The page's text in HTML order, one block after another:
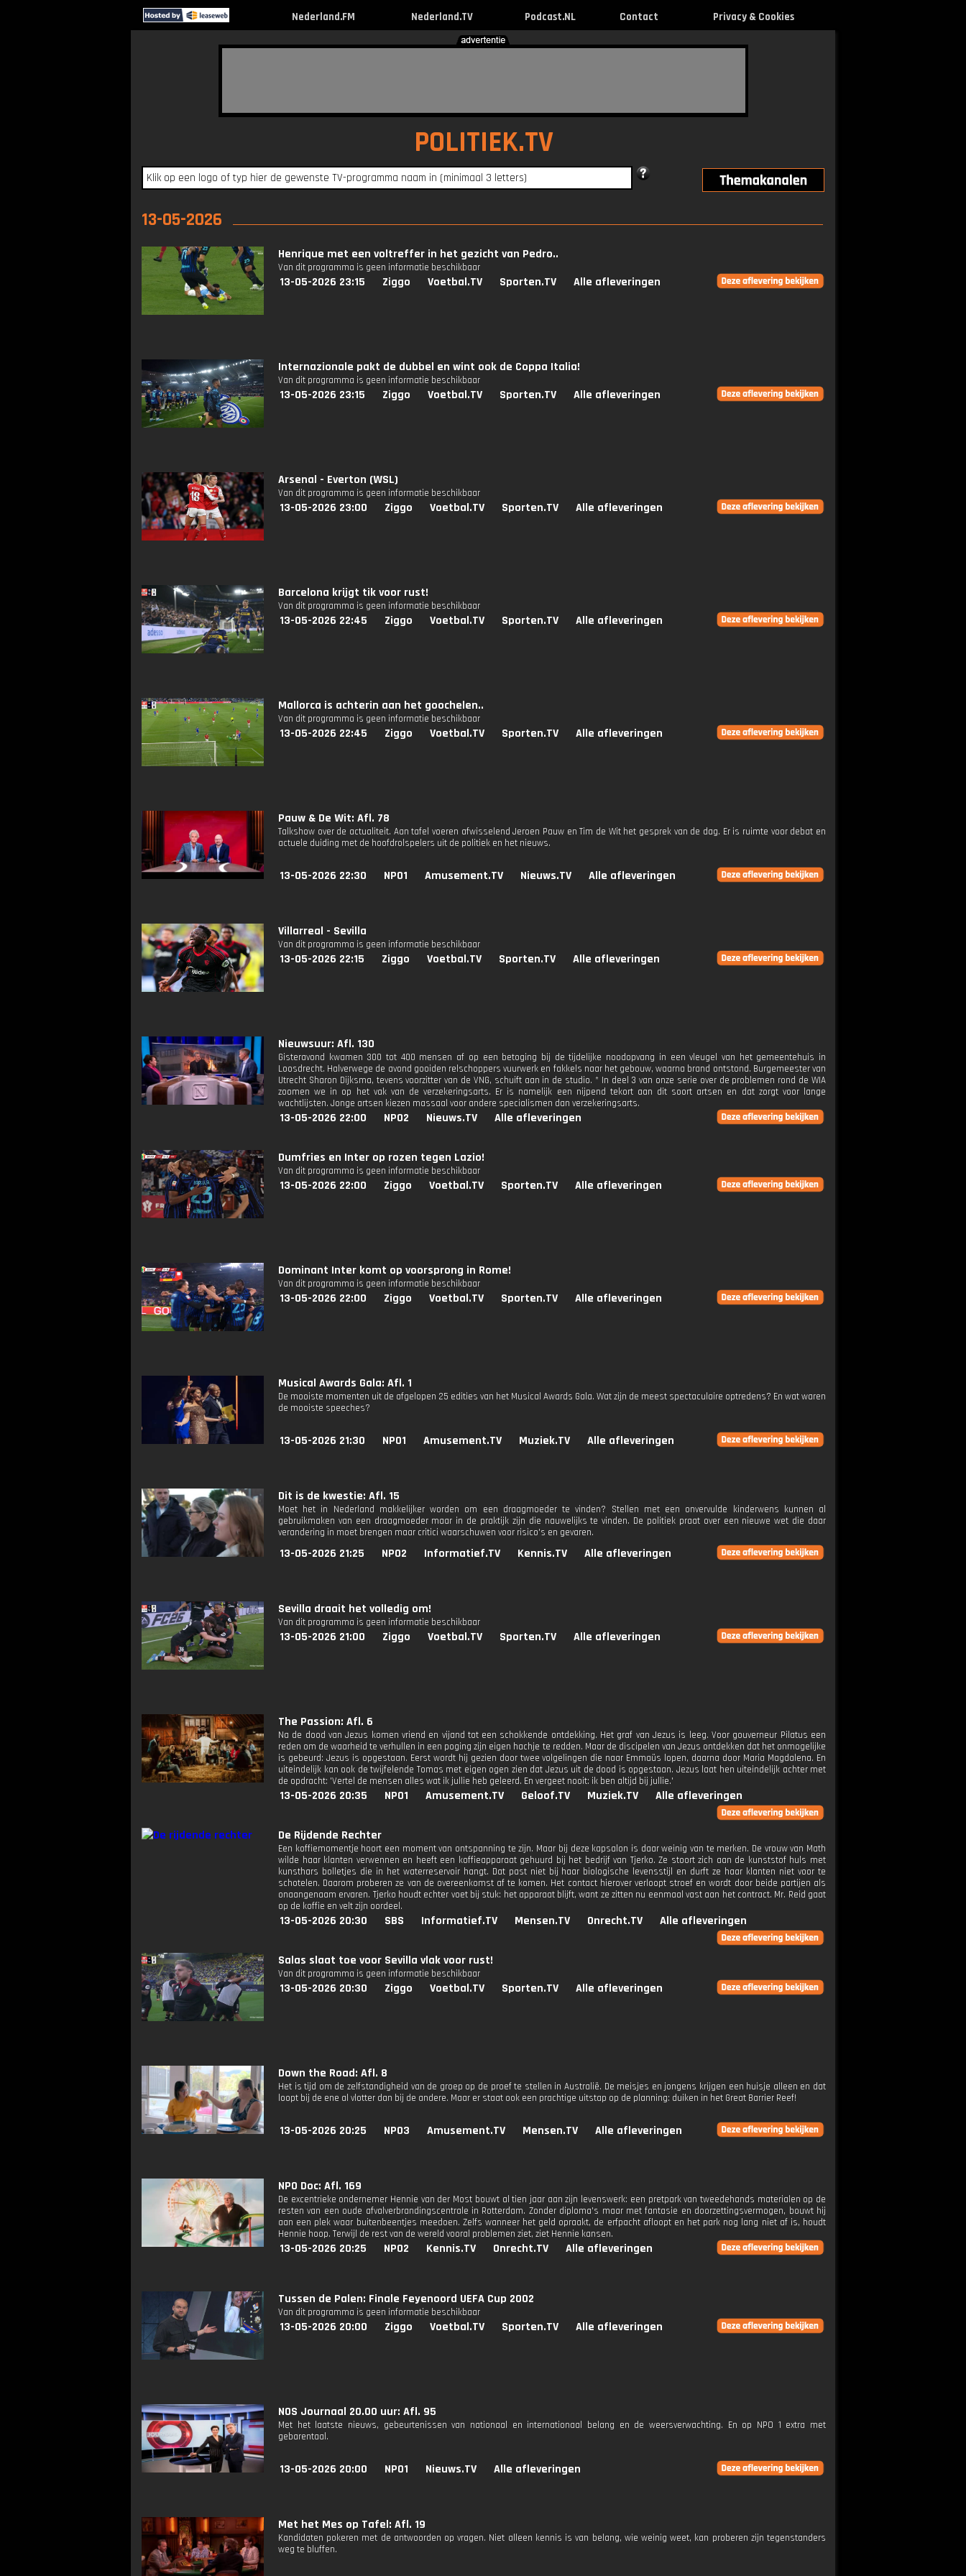
Nederland.FM Nederland.TV Podcast.NL Contact Privacy & Cookies
POLITIEK.TV
13-05-2026
Henrique met een voltreffer in het gezicht van Pedro..
Van dit programma is geen informatie beschikbaar
13-05-2026 23:15 Ziggo Voetbal.TV Sporten.TV Alle afleveringen
Internazionale pakt de dubbel en wint ook de Coppa Italia!
Van dit programma is geen informatie beschikbaar
13-05-2026 23:15 Ziggo Voetbal.TV Sporten.TV Alle afleveringen
Arsenal - Everton (WSL)
Van dit programma is geen informatie beschikbaar
13-05-2026 23:00 Ziggo Voetbal.TV Sporten.TV Alle afleveringen
Barcelona krijgt tik voor rust!
Van dit programma is geen informatie beschikbaar
13-05-2026 22:45 Ziggo Voetbal.TV Sporten.TV Alle afleveringen
Mallorca is achterin aan het goochelen..
Van dit programma is geen informatie beschikbaar
13-05-2026 22:45 Ziggo Voetbal.TV Sporten.TV Alle afleveringen
Pauw & De Wit: Afl. 78
Talkshow over de actualiteit. Aan tafel voeren afwisselend Jeroen Pauw en Tim de Wit het gesprek van de dag. Er is ruimte voor debat en
actuele duiding met de hoofdrolspelers uit de politiek en het nieuws.
13-05-2026 22:30 NPO1 Amusement.TV Nieuws.TV Alle afleveringen
Villarreal - Sevilla
Van dit programma is geen informatie beschikbaar
13-05-2026 22:15 Ziggo Voetbal.TV Sporten.TV Alle afleveringen
Nieuwsuur: Afl. 130
Gisteravond kwamen 300 tot 400 mensen af op een betoging bij de tijdelijke noodopvang in een vleugel van het gemeentehuis in
Loosdrecht. Halverwege de avond gooiden relschoppers vuurwerk en fakkels naar het gebouw, waarna brand ontstond. Burgemeester van
Utrecht Sharon Dijksma, tevens voorzitter van de VNG, schuift aan in de studio. * In deel 3 van onze serie over de problemen rond de WIA
zoomen we in op het vak van de verzekeringsarts. Er is namelijk een nijpend tekort aan dit soort artsen en dat zorgt voor lange
wachtlijsten. Jonge artsen kiezen massaal voor andere specialismen dan verzekeringsarts.
13-05-2026 22:00 NPO2 Nieuws.TV Alle afleveringen
Dumfries en Inter op rozen tegen Lazio!
Van dit programma is geen informatie beschikbaar
13-05-2026 22:00 Ziggo Voetbal.TV Sporten.TV Alle afleveringen
Dominant Inter komt op voorsprong in Rome!
Van dit programma is geen informatie beschikbaar
13-05-2026 22:00 Ziggo Voetbal.TV Sporten.TV Alle afleveringen
Musical Awards Gala: Afl. 1
De mooiste momenten uit de afgelopen 25 edities van het Musical Awards Gala. Wat zijn de meest spectaculaire optredens? En wat waren
de mooiste speeches?
13-05-2026 21:30 NPO1 Amusement.TV Muziek.TV Alle afleveringen
Dit is de kwestie: Afl. 15
Moet het in Nederland makkelijker worden om een draagmoeder te vinden? Stellen met een onvervulde kinderwens kunnen al
gebruikmaken van een draagmoeder maar in de praktijk zijn die nauwelijks te vinden. De politiek praat over een nieuwe wet die daar
verandering in moet brengen maar critici waarschuwen voor risico's en gevaren.
13-05-2026 21:25 NPO2 Informatief.TV Kennis.TV Alle afleveringen
Sevilla draait het volledig om!
Van dit programma is geen informatie beschikbaar
13-05-2026 21:00 Ziggo Voetbal.TV Sporten.TV Alle afleveringen
The Passion: Afl. 6
Na de dood van Jezus komen vriend en vijand tot een schokkende ontdekking. Het graf van Jezus is leeg. Voor gouverneur Pilatus een
reden om de waarheid te verhullen in een poging zijn eigen hachje te redden. Maar de discipelen van Jezus ontdekken dat het onmogelijke
is gebeurd: Jezus is opgestaan. Eerst wordt hij gezien door twee volgelingen die naar Emmaüs lopen, daarna door Maria Magdalena. En
uiteindelijk kan ook de twijfelende Tomas met eigen ogen zien dat Jezus uit de dood is opgestaan. Jezus laat hen uiteindelijk achter met
de opdracht: 'Vertel de mensen alles wat ik jullie heb geleerd. En vergeet nooit: ik ben altijd bij jullie.'
13-05-2026 20:35 NPO1 Amusement.TV Geloof.TV Muziek.TV Alle afleveringen
De Rijdende Rechter
Een koffiemomentje hoort een moment van ontspanning te zijn. Maar bij deze kapsalon is daar weinig van te merken. De vrouw van Math
wilde haar klanten verwennen en heeft een koffieapparaat gehuurd bij het bedrijf van Tjerko. Ze stoort zich aan de kunststof huls met
kunsthars bolletjes die in het waterreservoir hangt. Dat past niet bij haar biologische levensstijl en durft ze haar klanten niet voor te
schotelen. Daarom proberen ze van de overeenkomst af te komen. Het contact hierover verloopt stroef en wordt door beide partijen als
onaangenaam ervaren. Tjerko houdt echter voet bij stuk: het apparaat blijft, want ze zitten nu eenmaal vast aan het contract. Mr. Reid gaat
op de koffie en velt zijn oordeel.
13-05-2026 20:30 SBS Informatief.TV Mensen.TV Onrecht.TV Alle afleveringen
Salas slaat toe voor Sevilla vlak voor rust!
Van dit programma is geen informatie beschikbaar
13-05-2026 20:30 Ziggo Voetbal.TV Sporten.TV Alle afleveringen
Down the Road: Afl. 8
Het is tijd om de zelfstandigheid van de groep op de proef te stellen in Australië. De meisjes en jongens krijgen een huisje alleen en dat
loopt bij de ene al vlotter dan bij de andere. Maar er staat ook een prachtige uitstap op de planning: duiken in het Great Barrier Reef!
13-05-2026 20:25 NPO3 Amusement.TV Mensen.TV Alle afleveringen
NPO Doc: Afl. 169
De excentrieke ondernemer Hennie van der Most bouwt al tien jaar aan zijn levenswerk: een pretpark van tweedehands materialen op de
resten van een oude afvalverbrandingscentrale in Rotterdam. Zonder diploma's maar met fantasie en doorzettingsvermogen, bouwt hij
aan een plek waar buitenbeentjes meedoen. Zelfs wanneer het geld opraakt, de erfpacht afloopt en het park nog lang niet af is, houdt
Hennie hoop. Terwijl de rest van de wereld vooral problemen ziet, ziet Hennie kansen.
13-05-2026 20:25 NPO2 Kennis.TV Onrecht.TV Alle afleveringen
Tussen de Palen: Finale Feyenoord UEFA Cup 2002
Van dit programma is geen informatie beschikbaar
13-05-2026 20:00 Ziggo Voetbal.TV Sporten.TV Alle afleveringen
NOS Journaal 20.00 uur: Afl. 95
Met het laatste nieuws, gebeurtenissen van nationaal en internationaal belang en de weersverwachting. En op NPO 1 extra met
gebarentaal.
13-05-2026 20:00 NPO1 Nieuws.TV Alle afleveringen
Met het Mes op Tafel: Afl. 19
Kandidaten pokeren met de antwoorden op vragen. Niet alleen kennis is van belang, wie weinig weet, kan proberen zijn tegenstanders
weg te bluffen.